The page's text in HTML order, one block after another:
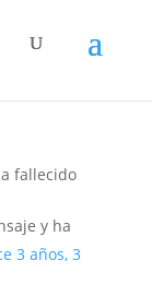
fallecido
y ha
3 años, 3